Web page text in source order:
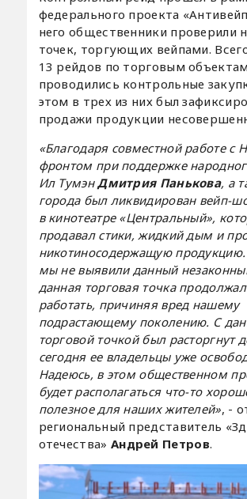
федерального проекта
него общественники проверили
точек, торгующих вейпами.
13 рейдов по торговым
проводились контрольные
этом в трех из них был
продажи продукции
«Благодаря совместной работе с
фронтом при поддержке
Ил ТумэнДмитрия Панькова, а
города был ликвидирован вейп-
в кинотеатре «Центральный»,
продавал стики, жидкий дым и
никотиносодержащую
мы не выявили данный
данная торговая точка
работать, причиняя вред нашему
подрастающему поколению. С
торговой точкой был расторгнут
сегодня ее владельцы уже
Надеюсь, в этом общественном
будет располагаться что-то
полезное для наших жителей», -
региональный представитель
отечества» Андрей Петров.